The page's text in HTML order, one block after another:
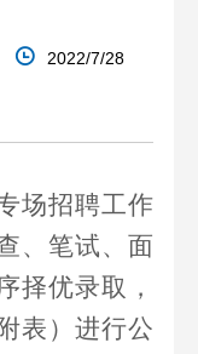
2022/7/28
场招聘工作
、笔试、面
择优录取，
表）进行公